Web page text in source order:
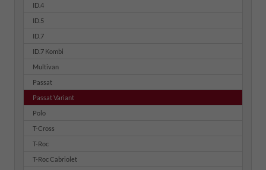
ID.4
ID.5
ID.7
ID.7 Kombi
Multivan
Passat
Passat Variant
Polo
T-Cross
T-Roc
T-Roc Cabriolet